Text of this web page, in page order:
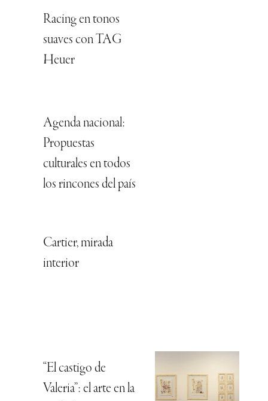
Racing en tonos
suaves con TAG
Heuer
Agenda nacional:
Propuestas
culturales en todos
los rincones del país
Cartier, mirada
interior
“El castigo de
Valeria”: el arte en la